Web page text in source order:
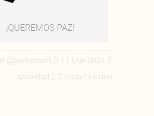
¡QUEREMOS PAZ!
(@sirkeldon) // 11 Mar 2004 //
sociedad // 0 comentarios